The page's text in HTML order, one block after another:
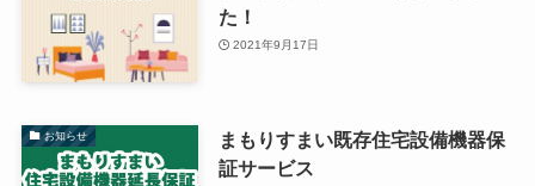
た！
2021年9月17日
お知らせ
まもりすまい既存住宅設備機器保
証サービス